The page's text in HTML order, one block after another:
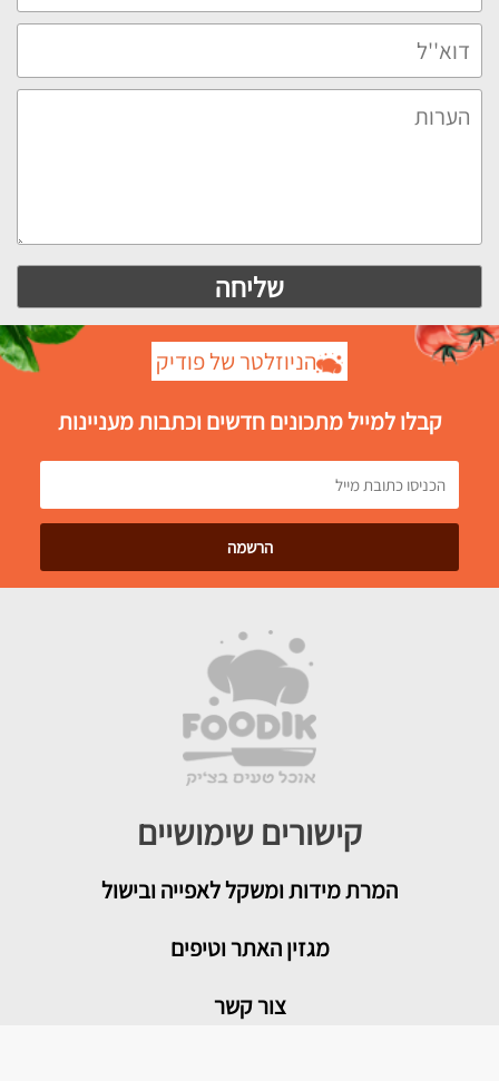
הניוזלטר של פודיק
קבלו למייל מתכונים חדשים וכתבות מעניינות
קישורים שימושיים
המרת מידות ומשקל לאפייה ובישול
מגזין האתר וטיפים
צור קשר